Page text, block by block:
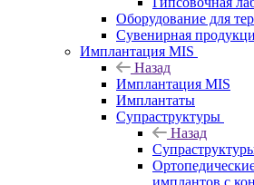
Оборудование для
Сувенирная
Имплантация MIS
Назад
Имплантация MIS
Имплантаты
Супраструктуры
Назад
имплантов с